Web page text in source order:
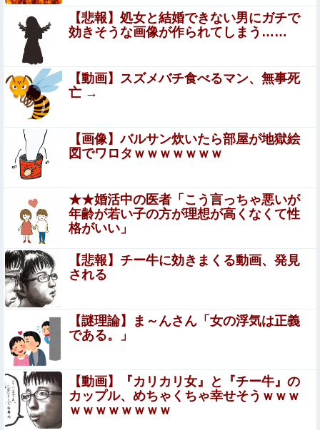
ダンスがえちえちだと話題にｗｗｗｗｗｗ他
【悲報】へずまりゅう（35）ボランティアのため熊本に行
くも体調不良で病院に行く
北海道江別大学生殺人事件、主犯格の川口被告(19)に無期
懲役の判決
旦那の祖父が亡くなった。私「エプロン持って行
った方がいいよね」旦那「余計な出費すんな。そ
んなもん買うなら今後一切金を出さねぇぞ」私
「えっ…」
【朗報】小池都知事、高市首相と会談し「墓地埋葬法」の
改正を要請 国と都が連携し民間への指導強化を進める方
【緊急】明日「銀だこ」がガチに過去最大レベルに混みそ
うwwwwwwwwwwwwwwwwwwwwwwwwww
【悲報】東京大学、『完全終了』のお知らせ・・・・他
PTA会長「PTA参加拒否した親へ最終警告。こうなっても
いい？」
「Fate/EXTELLA」初回特典の赤青セイバー「純真のナイ
トドレス」デザイン＆スクショ公開！二人ともお美し
い…！
もしかして民主主義ってさ…他
ちとせよしのさん(26)の限界突破のドスケベ尻 part2
【悲報】処女と結婚できない男にガチで
効きそうな画像が作られてしまう……
【動画】スズメバチ食べるマン、無事死
亡 →
【画像】バルサン炊いたら部屋が地獄絵
図でワロタｗｗｗｗｗｗｗ
★★婚活中の医者「こう言っちゃ悪いが
年齢が若い子の方が理想が高くなくて性
格がいい」
【悲報】チー牛に効きまくる動画、発見
される
【謎理論】ま～んさん「女の浮気は正義
である。」
【動画】『カリカリ女』と『チー牛』の
カップル、めちゃくちゃ幸せそうｗｗｗ
ｗｗｗｗｗｗｗｗ